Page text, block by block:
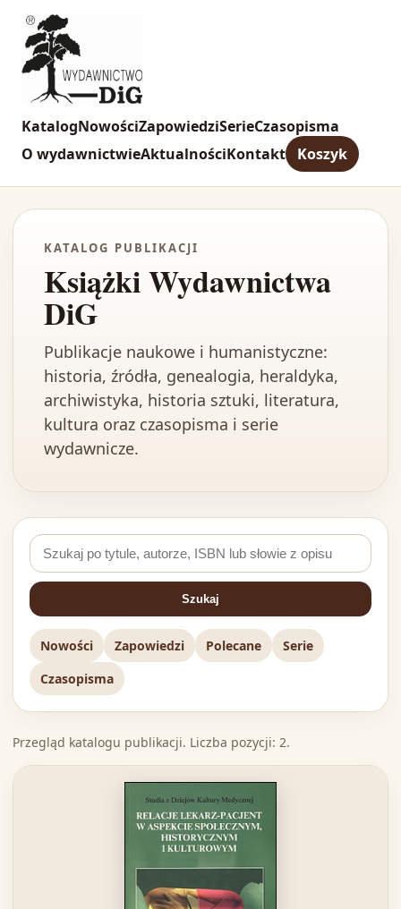
KatalogNowościZapowiedziSerieCzasopisma
O wydawnictwieAktualnościKontakt Koszyk
KATALOG PUBLIKACJI
Książki Wydawnictwa
DiG
Publikacje naukowe i humanistyczne:
historia, źródła, genealogia, heraldyka,
archiwistyka, historia sztuki, literatura,
kultura oraz czasopisma i serie
wydawnicze.
Szukaj
Nowości Zapowiedzi Polecane
Serie
Czasopisma
Przegląd katalogu publikacji. Liczba pozycji: 2.